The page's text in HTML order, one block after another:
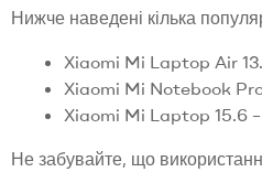
Нижче наведені кілька
Xiaomi Mi Laptop Air
Xiaomi Mi Notebook
Xiaomi Mi Laptop 15.6
Не забувайте, що